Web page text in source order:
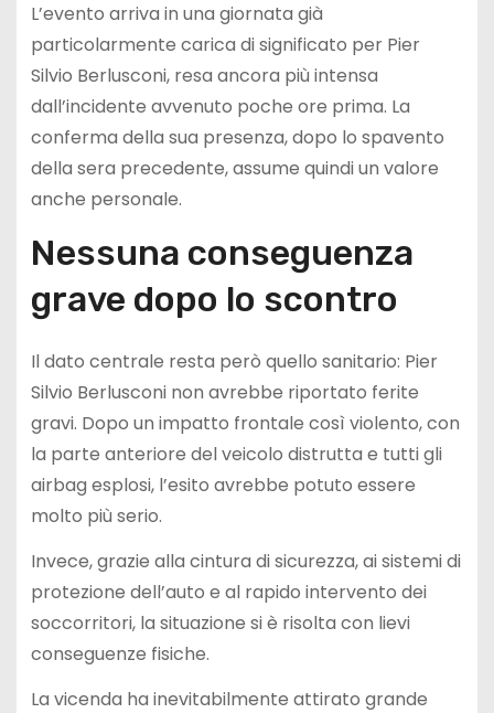
L’evento arriva in una giornata già
particolarmente carica di significato per Pier
Silvio Berlusconi, resa ancora più intensa
dall’incidente avvenuto poche ore prima. La
conferma della sua presenza, dopo lo spavento
della sera precedente, assume quindi un valore
anche personale.
Nessuna conseguenza
grave dopo lo scontro
Il dato centrale resta però quello sanitario: Pier
Silvio Berlusconi non avrebbe riportato ferite
gravi. Dopo un impatto frontale così violento, con
la parte anteriore del veicolo distrutta e tutti gli
airbag esplosi, l’esito avrebbe potuto essere
molto più serio.
Invece, grazie alla cintura di sicurezza, ai sistemi di
protezione dell’auto e al rapido intervento dei
soccorritori, la situazione si è risolta con lievi
conseguenze fisiche.
La vicenda ha inevitabilmente attirato grande